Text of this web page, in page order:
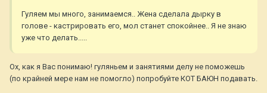
Гуляем мы много, занимаемся.. Жена сделала дырку в
голове - кастрировать его, мол станет спокойнее.. Я не знаю
уже что делать.....
Ох, как я Вас понимаю! гуляньем и занятиями делу не поможешь
(по крайней мере нам не помогло) попробуйте КОТ БАЮН подавать.